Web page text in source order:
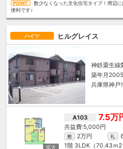
数少なくなった文化住宅タイプ！周辺
便利です♪
ハイツ ヒルグレイス
神鉄粟生線
築年月
兵庫県神戸
A103 7.5万
5,000円
敷 2万円 礼
1階 3LDK（70.43ｍ 2